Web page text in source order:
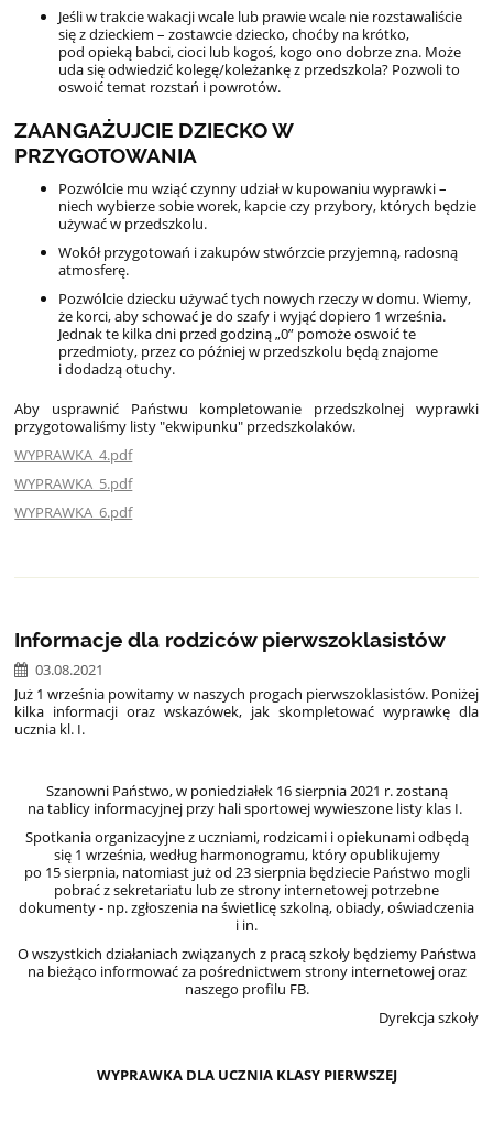
Jeśli w trakcie wakacji wcale lub prawie wcale nie rozstawaliście
się z dzieckiem – zostawcie dziecko, choćby na krótko,
pod opieką babci, cioci lub kogoś, kogo ono dobrze zna. Może
uda się odwiedzić kolegę/koleżankę z przedszkola? Pozwoli to
oswoić temat rozstań i powrotów.
ZAANGAŻUJCIE DZIECKO W
PRZYGOTOWANIA
Pozwólcie mu wziąć czynny udział w kupowaniu wyprawki –
niech wybierze sobie worek, kapcie czy przybory, których będzie
używać w przedszkolu.
Wokół przygotowań i zakupów stwórzcie przyjemną, radosną
atmosferę.
Pozwólcie dziecku używać tych nowych rzeczy w domu. Wiemy,
że korci, aby schować je do szafy i wyjąć dopiero 1 września.
Jednak te kilka dni przed godziną „0” pomoże oswoić te
przedmioty, przez co później w przedszkolu będą znajome
i dodadzą otuchy.
Aby usprawnić Państwu kompletowanie przedszkolnej wyprawki
przygotowaliśmy listy "ekwipunku" przedszkolaków.
WYPRAWKA_4.pdf
WYPRAWKA_5.pdf
WYPRAWKA_6.pdf
Informacje dla rodziców pierwszoklasistów
03.08.2021
Już 1 września powitamy w naszych progach pierwszoklasistów. Poniżej
kilka informacji oraz wskazówek, jak skompletować wyprawkę dla
ucznia kl. I.
Szanowni Państwo, w poniedziałek 16 sierpnia 2021 r. zostaną
na tablicy informacyjnej przy hali sportowej wywieszone listy klas I.
Spotkania organizacyjne z uczniami, rodzicami i opiekunami odbędą
się 1 września, według harmonogramu, który opublikujemy
po 15 sierpnia, natomiast już od 23 sierpnia będziecie Państwo mogli
pobrać z sekretariatu lub ze strony internetowej potrzebne
dokumenty - np. zgłoszenia na świetlicę szkolną, obiady, oświadczenia
i in.
O wszystkich działaniach związanych z pracą szkoły będziemy Państwa
na bieżąco informować za pośrednictwem strony internetowej oraz
naszego profilu FB.
Dyrekcja szkoły
WYPRAWKA DLA UCZNIA KLASY PIERWSZEJ